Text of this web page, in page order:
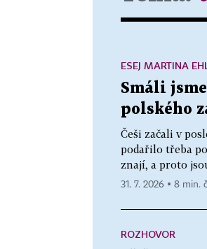
Smáli
polského
Češi začali v
podařilo třeba
znají, a proto
ESEJ MARTINA
31. 7. 2026 ▪ 8 min.
ROZHOVOR